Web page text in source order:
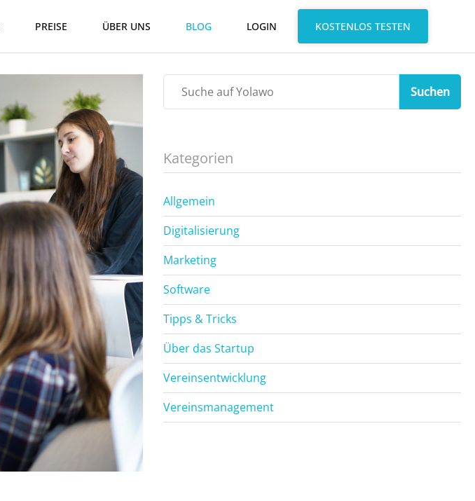
PREISE ÜBER UNS BLOG LOGIN KOSTENLOS TESTEN
Suchen
Kategorien
Allgemein
Digitalisierung
Marketing
Software
Tipps & Tricks
Über das Startup
Vereinsentwicklung
Vereinsmanagement